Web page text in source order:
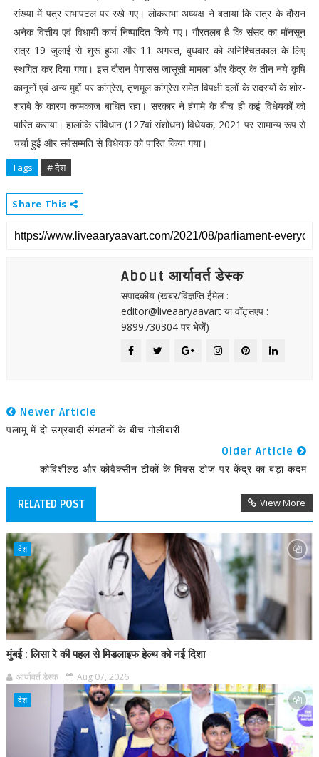
संख्या में पत्र सभापटल पर रखे गए। लोकसभा अध्यक्ष ने बताया कि सत्र के दौरान
अनेक वित्तीय एवं विधायी कार्य निष्पादित किये गए। गौरतलब है कि संसद का मॉनसून
सत्र 19 जुलाई से शुरू हुआ और 11 अगस्त, बुधवार को अनिश्चितकाल के लिए
स्थगित कर दिया गया। इस दौरान पेगासस जासूसी मामला और केंद्र के तीन नये कृषि
कानूनों एवं अन्य मुद्दों पर कांग्रेस, तृणमूल कांग्रेस समेत विपक्षी दलों के सदस्यों के शोर-
शराबे के कारण कामकाज बाधित रहा। सरकार ने हंगामे के बीच ही कई विधेयकों को
पारित कराया। हालांकि संविधान (127वां संशोधन) विधेयक, 2021 पर सामान्य रूप से
चर्चा हुई और सर्वसम्मति से विधेयक को पारित किया गया।
Tags # देश
Share This
About आर्यावर्त डेस्क
संपादकीय (खबर/विज्ञप्ति ईमेल :
editor@liveaaryaavart या वॉट्सएप :
9899730304 पर भेजें)
Newer Article
पलामू में दो उग्रवादी संगठनों के बीच गोलीबारी
Older Article
कोविशील्ड और कोवैक्सीन टीकों के मिक्स डोज पर केंद्र का बड़ा कदम
RELATED POST View More
देश
मुंबई : लिसा रे की पहल से मिडलाइफ हेल्थ को नई दिशा
आर्यावर्त डेस्क Aug 07, 2026
देश